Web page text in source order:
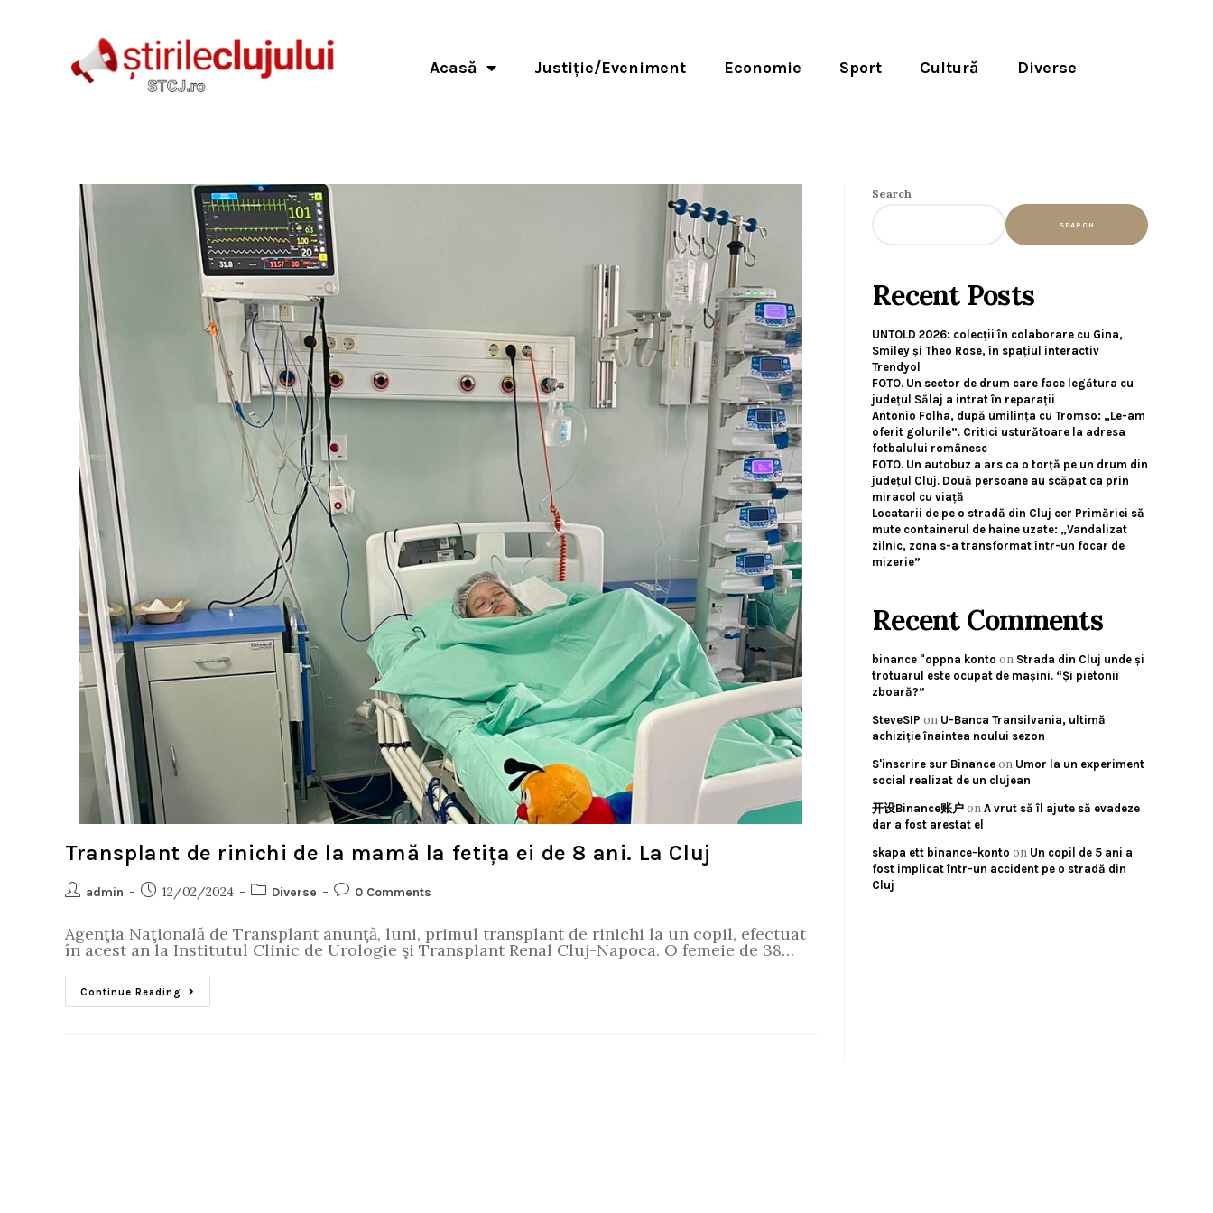
Acasă Justiție/Eveniment Economie Sport Cultură Diverse
Transplant de rinichi de la mamă la fetița ei de 8 ani. La Cluj
admin 12/02/2024 Diverse 0 Comments
Agenţia Naţională de Transplant anunţă, luni, primul transplant de rinichi la un copil, efectuat
în acest an la Institutul Clinic de Urologie şi Transplant Renal Cluj-Napoca. O femeie de 38…
Continue Reading
Search
SEARCH
Recent Posts
UNTOLD 2026: colecții în colaborare cu Gina,
Smiley și Theo Rose, în spațiul interactiv
Trendyol
FOTO. Un sector de drum care face legătura cu
județul Sălaj a intrat în reparații
Antonio Folha, după umilința cu Tromso: „Le-am
oferit golurile”. Critici usturătoare la adresa
fotbalului românesc
FOTO. Un autobuz a ars ca o torță pe un drum din
județul Cluj. Două persoane au scăpat ca prin
miracol cu viață
Locatarii de pe o stradă din Cluj cer Primăriei să
mute containerul de haine uzate: „Vandalizat
zilnic, zona s-a transformat într-un focar de
mizerie”
Recent Comments
binance "oppna konto on Strada din Cluj unde și
trotuarul este ocupat de mașini. “Și pietonii
zboară?”
SteveSIP on U-Banca Transilvania, ultimă
achiziție înaintea noului sezon
S'inscrire sur Binance on Umor la un experiment
social realizat de un clujean
开设Binance账户 on A vrut să îl ajute să evadeze
dar a fost arestat el
skapa ett binance-konto on Un copil de 5 ani a
fost implicat într-un accident pe o stradă din
Cluj